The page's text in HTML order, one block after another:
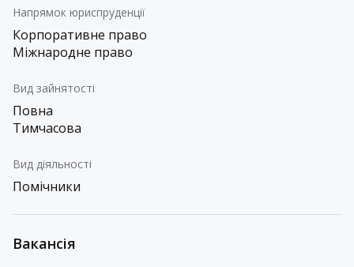
Напрямок юриспруденції
Корпоративне право
Міжнародне право
Вид зайнятості
Повна
Тимчасова
Вид діяльності
Помічники
Вакансія